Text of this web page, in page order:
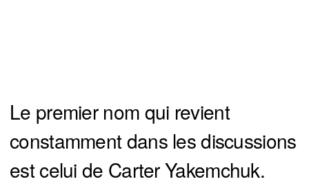
Le premier nom qui revient
constamment dans les discussions
est celui de Carter Yakemchuk.